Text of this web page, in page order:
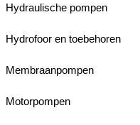
Hydraulische pompen
Hydrofoor en toebehoren
Membraanpompen
Motorpompen